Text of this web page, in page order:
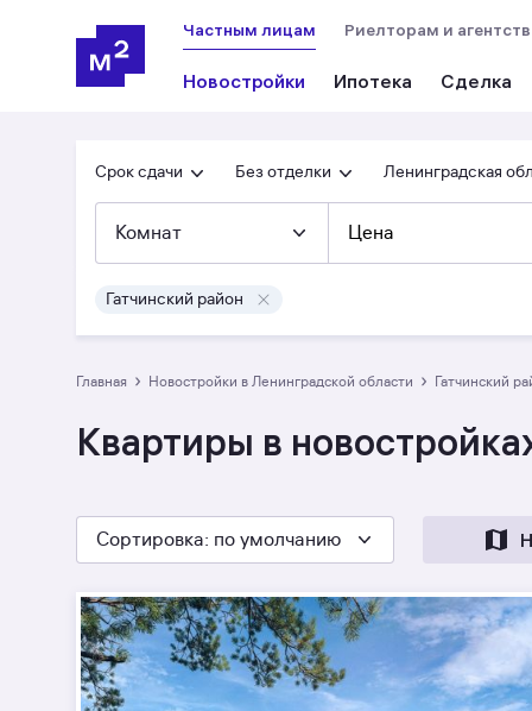
Частным лицам
Новостройки Ипотека Сделка
Риелторам и
Срок сдачи Без отделки Ленинградская
Комнат Цена
Гатчинский район
Главная › Новостройки в Ленинградской области › Гатчинский
Квартиры в
Сортировка: по умолчанию